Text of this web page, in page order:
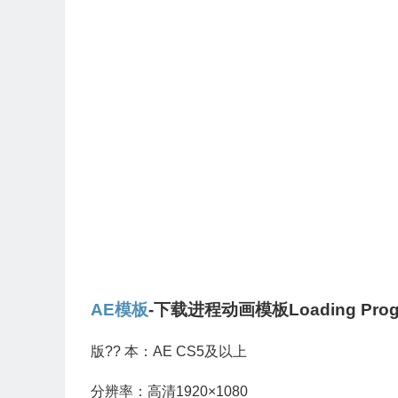
AE模板-下载进程动画模板Loading
版?? 本：AE CS5及以上
分辨率：高清1920×1080